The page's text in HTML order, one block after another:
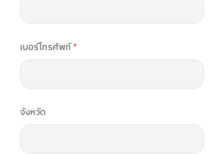
เบอร์โทรศัพท์
จังหวัด